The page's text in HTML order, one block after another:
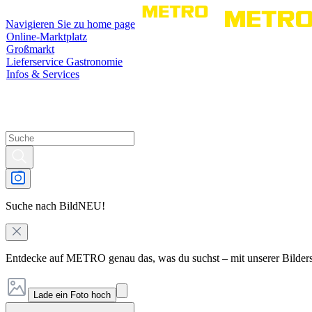
Navigieren Sie zu home page
Online-Marktplatz
Großmarkt
Lieferservice Gastronomie
Infos & Services
Suche nach BildNEU!
Entdecke auf METRO genau das, was du suchst – mit unserer
Lade ein Foto hoch